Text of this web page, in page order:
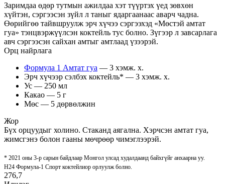
Заримдаа өдөр тутмын ажилдаа хэт түүртэх үед зөвхөн
хүйтэн, сэргээсэн зүйл л таныг ядаргаанаас аварч чадна.
Өөрийгөө тайвшруулж эрч хүчээ сэргээхэд «Мөстэй амтат
гуа» тэнцвэржүүлсэн коктейль тус болно. Зүгээр л завсарлага
авч сэргээсэн сайхан амтыг амтлаад үзээрэй.
Орц найрлага
Формула 1 Амтат гуа — 3 хэмж. х.
Эрч хүчээр сэлбэх коктейль* — 3 хэмж. х.
Ус — 250 мл
Какао — 5 г
Мөс — 5 дөрвөлжин
Жор
Бүх орцуудыг холино. Стаканд аягална. Хэрчсэн амтат гуа,
жимсгэнэ болон гааны мөчрөөр чимэглээрэй.
* 2021 оны 3-р сарын байдлаар Монгол улсад худалдаанд байхгүйг анхаарна уу.
H24 Формула-1 Спорт коктейлиор орлуулж болно.
276,7